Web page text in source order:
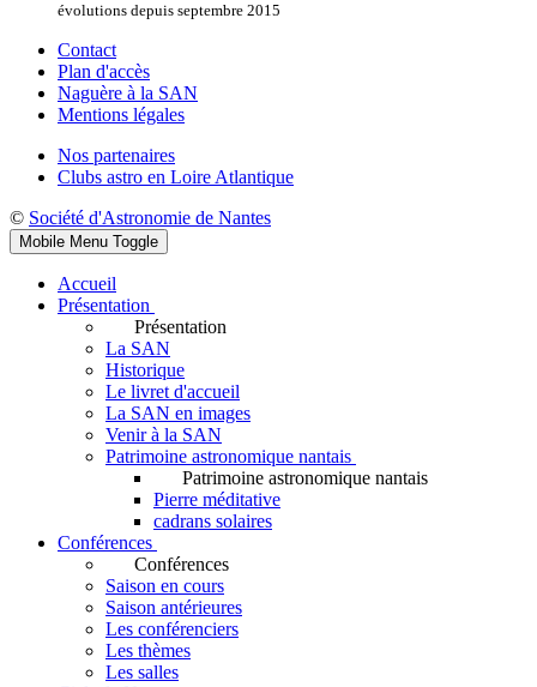
évolutions depuis septembre 2015
Contact
Plan d'accès
Naguère à la SAN
Mentions légales
Nos partenaires
Clubs astro en Loire Atlantique
© Société d'Astronomie de Nantes
Mobile Menu Toggle
Accueil
Présentation
Présentation
La SAN
Historique
Le livret d'accueil
La SAN en images
Venir à la SAN
Patrimoine astronomique nantais
Patrimoine astronomique nantais
Pierre méditative
cadrans solaires
Conférences
Conférences
Saison en cours
Saison antérieures
Les conférenciers
Les thèmes
Les salles